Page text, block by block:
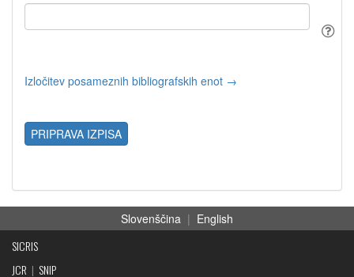
Izločitev posameznih bibliografskih enot →
PRIPRAVA IZPISA
Slovenščina | English
SICRIS
JCR | SNIP